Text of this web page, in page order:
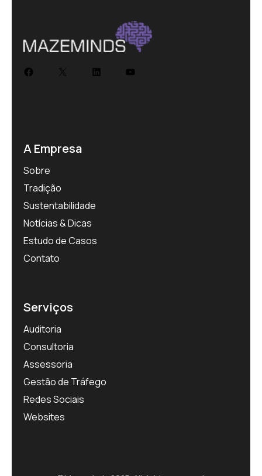
A Empresa
Sobre
Tradição
Sustentabilidade
Notícias & Dicas
Estudo de Casos
Contato
Serviços
Auditoria
Consultoria
Assessoria
Gestão de Tráfego
Redes Sociais
Websites